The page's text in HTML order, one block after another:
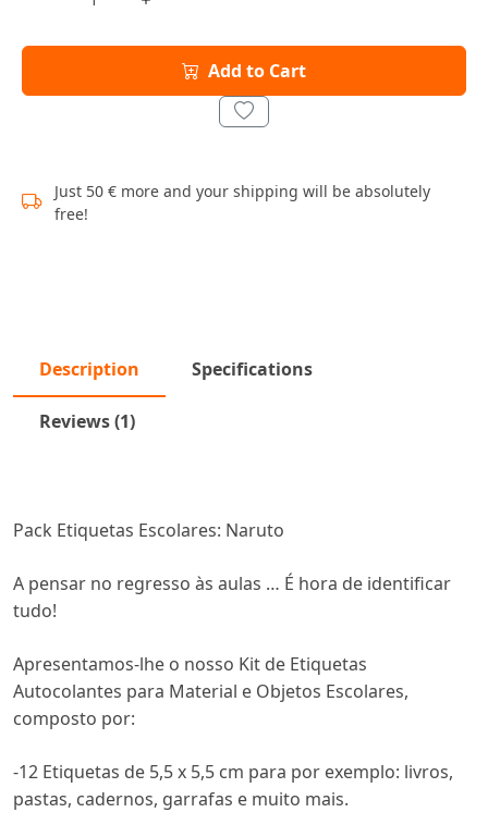
Add to Cart
Just 50 € more and your shipping will be absolutely
free!
Description Specifications
Reviews (1)
Pack Etiquetas Escolares: Naruto
A pensar no regresso às aulas … É hora de identificar
tudo!
Apresentamos-lhe o nosso Kit de Etiquetas
Autocolantes para Material e Objetos Escolares,
composto por:
-12 Etiquetas de 5,5 x 5,5 cm para por exemplo: livros,
pastas, cadernos, garrafas e muito mais.